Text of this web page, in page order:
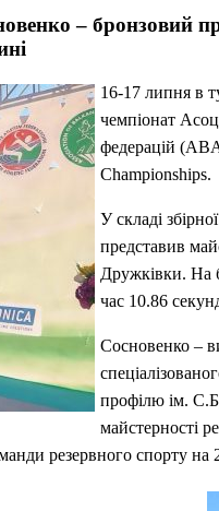
– бронзовий
16-17 липня в
чемпіонат
федерацій
Championships.
У складі
представив
Дружківки. На
час 10.86
Сосновенко –
профілю ім.
майстерності
резервного спорту